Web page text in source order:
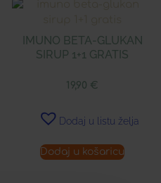
IMUNO BETA-GLUKAN
SIRUP 1+1 GRATIS
19,90 €
Dodaj u listu želja
Dodaj u košaricu